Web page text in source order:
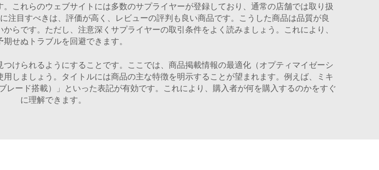
これらのウェブサイトには多数のサプライヤーが登録しており、通常の店舗では取り扱
注目すべきは、評価が高く、レビューの評判も良い商品です。こうした商品は品質が良
らです。ただし、注意深くサプライヤーの取引条件をよく読みましょう。これにより、
期せぬトラブルを回避できます。
けられるようにすることです。ここでは、商品掲載情報の最適化（オプティマイゼーシ
しましょう。タイトルには商品の主な特徴を明示することが望まれます。例えば、ミキ
ード搭載）」といった表記が有効です。これにより、購入者が何を購入するのかをすぐ
に理解できます。